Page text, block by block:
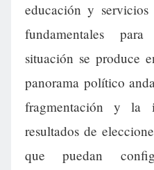
educación y servicios
fundamentales
situación se produce
panorama político
fragmentación y la
resultados de
que puedan